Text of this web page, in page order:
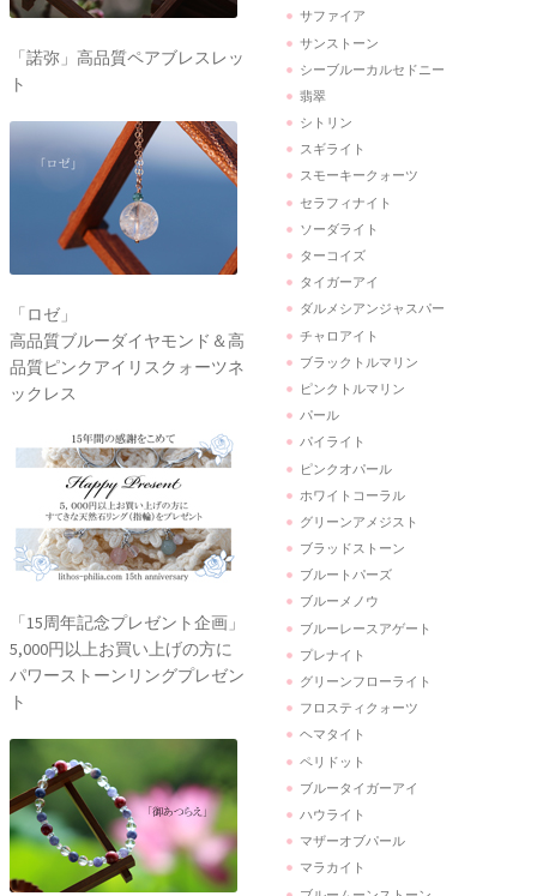
「諾弥」高品質ペアブレスレッ
ト
「ロゼ」
高品質ブルーダイヤモンド＆高
品質ピンクアイリスクォーツネ
ックレス
「15周年記念プレゼント企画」
5,000円以上お買い上げの方に
パワーストーンリングプレゼン
ト
サファイア
サンストーン
シーブルーカルセドニー
翡翠
シトリン
スギライト
スモーキークォーツ
セラフィナイト
ソーダライト
ターコイズ
タイガーアイ
ダルメシアンジャスパー
チャロアイト
ブラックトルマリン
ピンクトルマリン
パール
パイライト
ピンクオパール
ホワイトコーラル
グリーンアメジスト
ブラッドストーン
ブルートパーズ
ブルーメノウ
ブルーレースアゲート
プレナイト
グリーンフローライト
フロスティクォーツ
ヘマタイト
ペリドット
ブルータイガーアイ
ハウライト
マザーオブパール
マラカイト